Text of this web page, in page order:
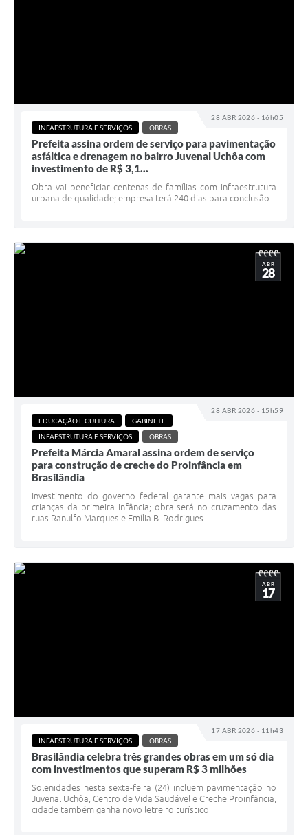
28 ABR 2026 - 16h05
INFAESTRUTURA E SERVIÇOS
OBRAS
Prefeita assina ordem de serviço para pavimentação
asfáltica e drenagem no bairro Juvenal Uchôa com
investimento de R$ 3,1...
Obra vai beneficiar centenas de famílias com infraestrutura
urbana de qualidade; empresa terá 240 dias para conclusão
28 ABR 2026 - 15h59
ABR
28
EDUCAÇÃO E CULTURA
GABINETE
INFAESTRUTURA E SERVIÇOS
OBRAS
Prefeita Márcia Amaral assina ordem de serviço
para construção de creche do Proinfância em
Brasilândia
Investimento do governo federal garante mais vagas para
crianças da primeira infância; obra será no cruzamento das
ruas Ranulfo Marques e Emília B. Rodrigues
17 ABR 2026 - 11h43
ABR
17
INFAESTRUTURA E SERVIÇOS OBRAS
Brasilândia celebra três grandes obras em um só dia
com investimentos que superam R$ 3 milhões
Solenidades nesta sexta-feira (24) incluem pavimentação no
Juvenal Uchôa, Centro de Vida Saudável e Creche Proinfância;
cidade também ganha novo letreiro turístico